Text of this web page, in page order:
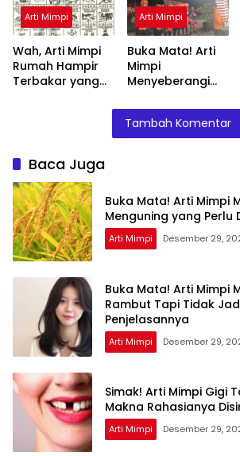
Arti Mimpi
Wah, Arti Mimpi
Rumah Hampir
Terbakar yang
Arti Mimpi
Buka Mata! Arti
Mimpi
Menyeberangi
Teman Ternyata
Ini Artinya
Menurut Pakar
Tambah Komentar
Baca Juga
Buka Mata! Arti Mimpi
Menguning yang
Arti Mimpi Desember 29,
Buka Mata! Arti Mimpi
Rambut Tapi Tidak
Penjelasannya
Arti Mimpi Desember 29,
Simak! Arti Mimpi Gigi
Makna Rahasianya
Arti Mimpi Desember 29,